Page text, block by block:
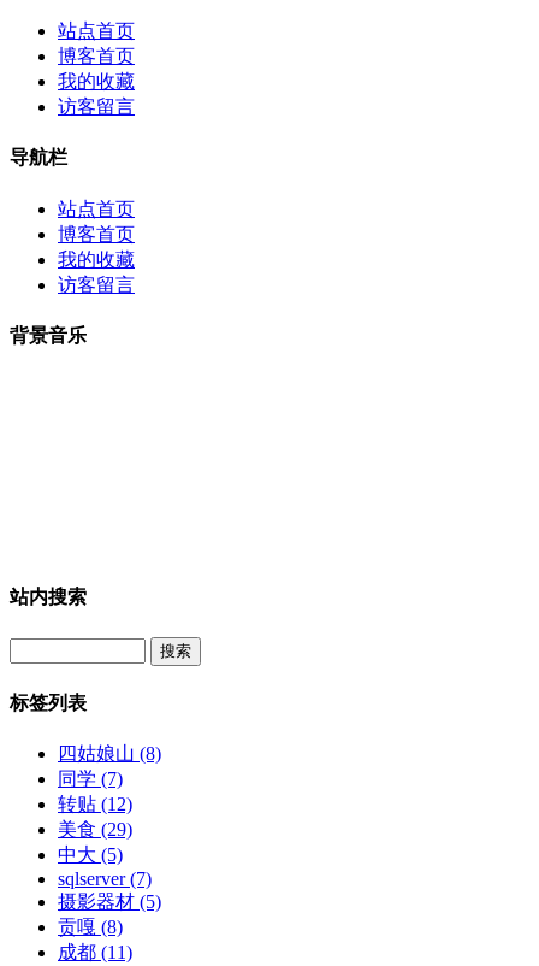
站点首页
博客首页
我的收藏
访客留言
导航栏
站点首页
博客首页
我的收藏
访客留言
背景音乐
站内搜索
标签列表
四姑娘山 (8)
同学 (7)
转贴 (12)
美食 (29)
中大 (5)
sqlserver(7)
摄影器材 (5)
贡嘎 (8)
成都 (11)